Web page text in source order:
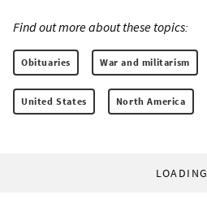
Find out more about these topics:
Obituaries War and militarism
United States North America
LOADING